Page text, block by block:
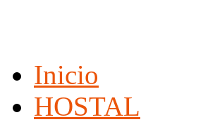
Inicio
HOSTAL